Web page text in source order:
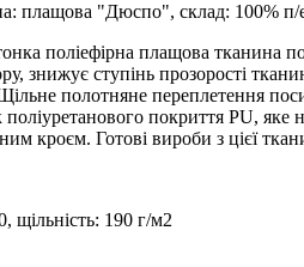
плащова "Дюспо", склад: 100% п/
поліефірна плащова тканина
знижує ступінь прозорості
Щільне полотняне переплетення
поліуретанового покриття PU,
кроєм. Готові вироби з цієї
щільність: 190 г/м2